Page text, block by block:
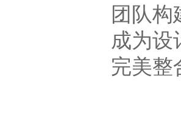
团队构
成为设
完美整